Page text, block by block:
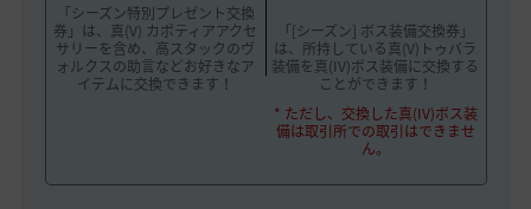
「シーズン特別プレゼント交換
券」は、真(V) カポティアアクセ
サリーを含め、高スタックのヴ
ォルクスの助言などお好きなア
イテムに交換できます！
「[シーズン] ボス装備交換券」
は、所持している真(V)トゥバラ
装備を真(IV)ボス装備に交換する
ことができます！
* ただし、交換した真(IV)ボス装
備は取引所での取引はできませ
ん。